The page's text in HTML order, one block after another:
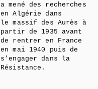
a mené des recherches
en Algérie dans
le massif des Aurès à
partir de 1935 avant
de rentrer en France
en mai 1940 puis de
s’engager dans la
Résistance.